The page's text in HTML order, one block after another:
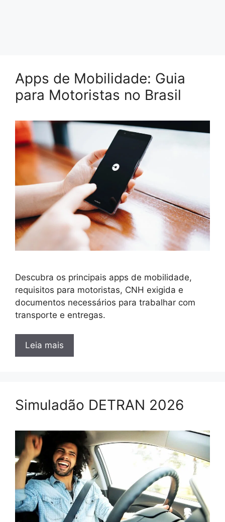
Apps de Mobilidade: Guia
para Motoristas no Brasil
Descubra os principais apps de mobilidade,
requisitos para motoristas, CNH exigida e
documentos necessários para trabalhar com
transporte e entregas.
Leia mais
Simuladão DETRAN 2026